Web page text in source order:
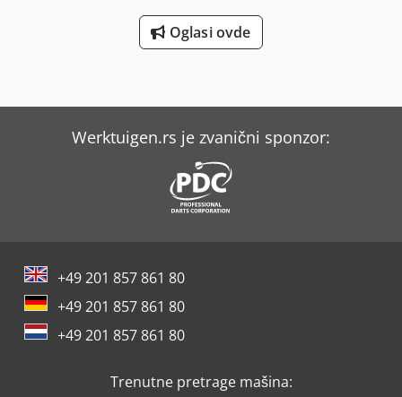
08.50 Agregat za prskanje (za polir tečnost) Agregat za
poliranje 08.617-2 (2 x 0,18 kW) Univerzalni glodalni
agregat za pravljenje utora, falcovanje i profilisanje: 75.30
Oglasi ovde
Werktuigen.rs je zvanični sponzor:
+49 201 857 861 80
+49 201 857 861 80
+49 201 857 861 80
Trenutne pretrage mašina: